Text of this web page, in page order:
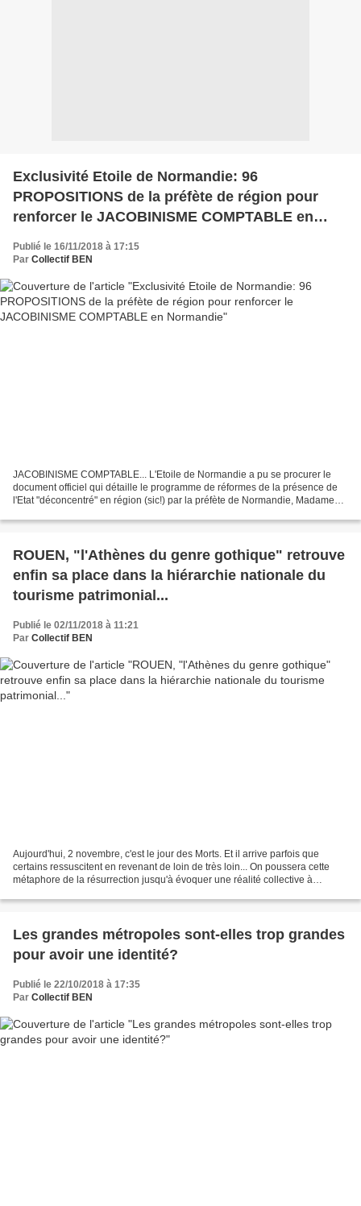
Exclusivité Etoile de Normandie: 96
PROPOSITIONS de la préfète de région pour
renforcer le JACOBINISME COMPTABLE en
Publié le 16/11/2018 à 17:15
Par Collectif BEN
JACOBINISME COMPTABLE... L'Etoile de Normandie a pu se procurer le
document officiel qui détaille le programme de réformes de la présence de
l'Etat "déconcentré" en région (sic!) par la préfète de Normandie, Madame
ROUEN, "l'Athènes du genre gothique" retrouve
enfin sa place dans la hiérarchie nationale du
tourisme patrimonial...
Publié le 02/11/2018 à 11:21
Par Collectif BEN
Aujourd'hui, 2 novembre, c'est le jour des Morts. Et il arrive parfois que
certains ressuscitent en revenant de loin de très loin... On poussera cette
métaphore de la résurrection jusqu'à évoquer une réalité collective à
Les grandes métropoles sont-elles trop grandes
pour avoir une identité?
Publié le 22/10/2018 à 17:35
Par Collectif BEN